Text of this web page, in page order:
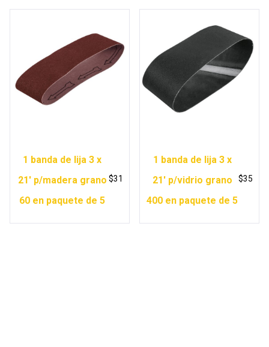
1 banda de lija 3 x
21′ p/madera grano
60 en paquete de 5
$31
1 banda de lija 3 x
21′ p/vidrio grano
400 en paquete de 5
$35